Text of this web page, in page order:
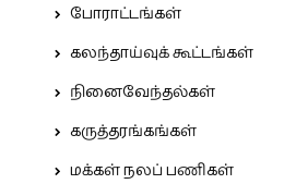
போராட்டங்கள்
கலந்தாய்வுக் கூட்டங்கள்
நினைவேந்தல்கள்
கருத்தரங்கங்கள்
மக்கள் நலப் பணிகள்